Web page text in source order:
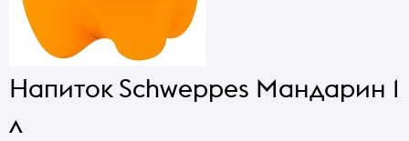
Напиток Schweppes Мандарин 1
л